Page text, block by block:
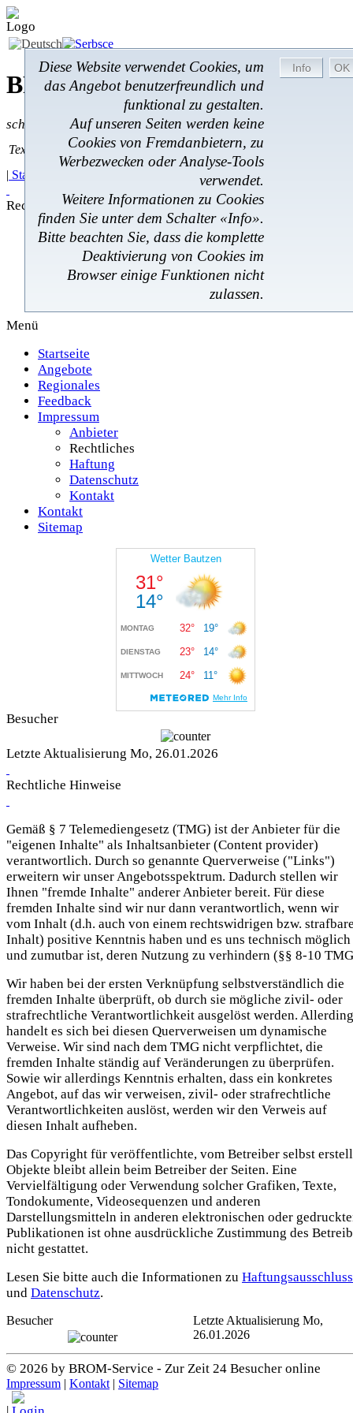
BROM-Service *Online
schnell * zuverlässig * kostengünstig
Diese Website verwendet Cookies, um
das Angebot benutzerfreundlich und
funktional zu gestalten.
Auf unseren Seiten werden keine
Cookies von Fremdanbietern, zu
Werbezwecken oder Analyse-Tools
verwendet.
Weitere Informationen zu Cookies
finden Sie unter dem Schalter «Info».
Bitte beachten Sie, dass die komplette
Deaktivierung von Cookies im
Browser einige Funktionen nicht
zulassen.
Textsuche:
Textsuche
| Startseite
Rechtliches
Anbieter
Rechtliches
Haftung
Datenschutz
Menü
Startseite
Angebote
Regionales
Feedback
Impressum
Anbieter
Rechtliches
Haftung
Datenschutz
Kontakt
Kontakt
Sitemap
Besucher
Letzte Aktualisierung Mo, 26.01.2026
Rechtliche Hinweise
Gemäß § 7 Telemediengesetz (TMG) ist der Anbieter für die
"eigenen Inhalte" als Inhaltsanbieter (Content provider)
verantwortlich. Durch so genannte Querverweise ("Links")
erweitern wir unser Angebotsspektrum. Dadurch stellen wir
Ihnen "fremde Inhalte" anderer Anbieter bereit. Für diese
fremden Inhalte sind wir nur dann verantwortlich, wenn wir
vom Inhalt (d.h. auch von einem rechtswidrigen bzw.
Inhalt) positive Kenntnis haben und es uns technisch möglich
und zumutbar ist, deren Nutzung zu verhindern (§§ 8-10
Wir haben bei der ersten Verknüpfung selbstverständlich die
fremden Inhalte überprüft, ob durch sie mögliche zivil- oder
strafrechtliche Verantwortlichkeit ausgelöst werden.
handelt es sich bei diesen Querverweisen um dynamische
Verweise. Wir sind nach dem TMG nicht verpflichtet, die
fremden Inhalte ständig auf Veränderungen zu überprüfen.
Sowie wir allerdings Kenntnis erhalten, dass ein konkretes
Angebot, auf das wir verweisen, zivil- oder strafrechtliche
Verantwortlichkeiten auslöst, werden wir den Verweis auf
diesen Inhalt aufheben.
Das Copyright für veröffentlichte, vom Betreiber selbst
Objekte bleibt allein beim Betreiber der Seiten. Eine
Vervielfältigung oder Verwendung solcher Grafiken, Texte,
Tondokumente, Videosequenzen und anderen
Darstellungsmitteln in anderen elektronischen oder
Publikationen ist ohne ausdrückliche Zustimmung des
nicht gestattet.
Lesen Sie bitte auch die Informationen zu Haftungsausschluss
und Datenschutz.
Besucher
Letzte Aktualisierung Mo,
26.01.2026
© 2026 by BROM-Service - Zur Zeit 24 Besucher online
Impressum | Kontakt | Sitemap